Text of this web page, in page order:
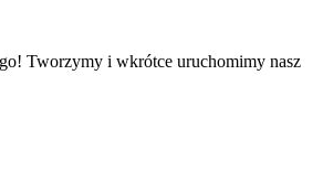
Tworzymy i wkrótce uruchomimy nasz